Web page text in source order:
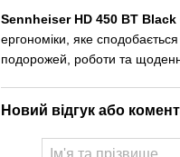
Sennheiser HD 450 BT Black
ергономіки, яке
подорожей, роботи та
Новий відгук або